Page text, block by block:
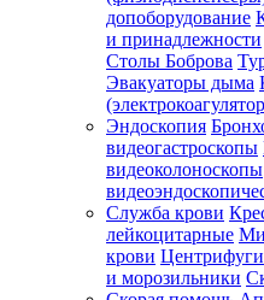
допоборудование
и принадлежности
Столы Боброва
Эвакуаторы дыма
Эндоскопия
видеогастроскопы
видеоколоноскопы
Служба крови
лейкоцитарные
крови Центрифуги
и морозильники